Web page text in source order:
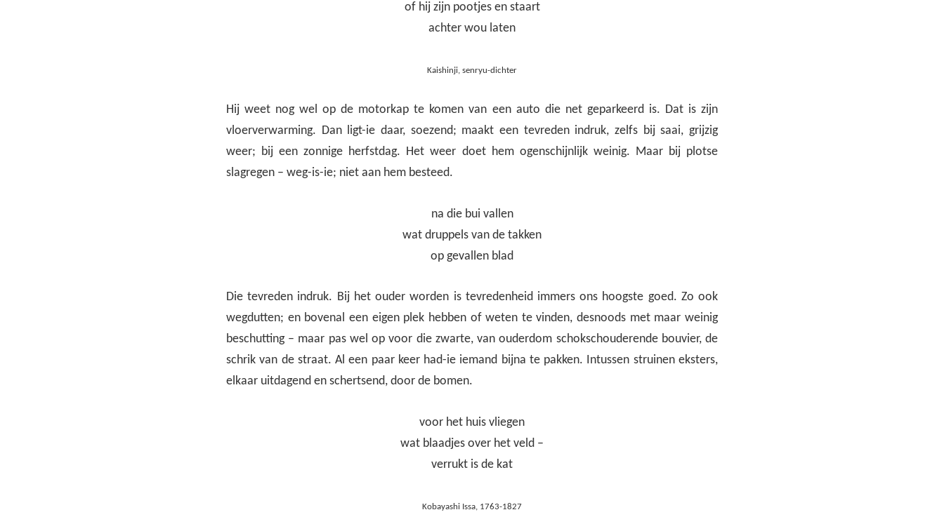
of hij zijn pootjes en staart
achter wou laten
Kaishinji, senryu-dichter
Hij weet nog wel op de motorkap te komen van een auto die net geparkeerd is. Dat is zijn
vloerverwarming. Dan ligt-ie daar, soezend; maakt een tevreden indruk, zelfs bij saai, grijzig
weer; bij een zonnige herfstdag. Het weer doet hem ogenschijnlijk weinig. Maar bij plotse
slagregen – weg-is-ie; niet aan hem besteed.
na die bui vallen
wat druppels van de takken
op gevallen blad
Die tevreden indruk. Bij het ouder worden is tevredenheid immers ons hoogste goed. Zo ook
wegdutten; en bovenal een eigen plek hebben of weten te vinden, desnoods met maar weinig
beschutting – maar pas wel op voor die zwarte, van ouderdom schokschouderende bouvier, de
schrik van de straat. Al een paar keer had-ie iemand bijna te pakken. Intussen struinen eksters,
elkaar uitdagend en schertsend, door de bomen.
voor het huis vliegen
wat blaadjes over het veld –
verrukt is de kat
Kobayashi Issa, 1763-1827